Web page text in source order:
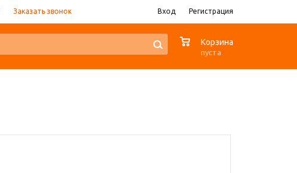
Заказать звонок Вход Регистрация
Корзина
пуста